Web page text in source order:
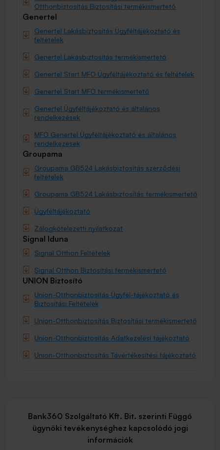
Otthonbiztosítás Biztosítási termékismertető
Genertel
Genertel Lakásbiztosítás Ügyféltájékoztató és
feltételek
Genertel Lakásbiztosítás termékismertető
Genertel Start MFO Ügyféltájékoztató és feltételek
Genertel Start MFO termékismertető
Genertel Ügyféltájékoztató és általános
rendelkezések
MFO Genertel Ügyféltájékoztató és általános
rendelkezések
Groupama
Groupama GB524 Lakásbiztosítás szerződési
feltételek
Groupama GB524 Lakásbiztosítás termékismertető
Ügyféltájékoztató
Zálogkötelezetti nyilatkozat
Signal Iduna
Signal Otthon Feltételek
Signal Otthon Biztosítási termékismertető
UNION Biztosító
Union-Otthonbiztosítás Ügyfél-tájékoztató és
Biztosítási Feltételek
Union-Otthonbiztosítás Biztosítási termékismertető
Union-Otthonbiztosítás Adatkezelési tájékoztató
Union-Otthonbiztosítás Távértékesítési tájékoztató
Bank360 Szolgáltató Kft. Bit. szerinti Függő
ügynöki tevékenységhez kapcsolódó jogi
információk